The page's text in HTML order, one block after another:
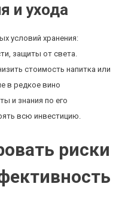
и ухода
условий хранения:
защиты от света.
стоимость напитка или
в редкое вино
и знания по его
всю инвестицию.
риски